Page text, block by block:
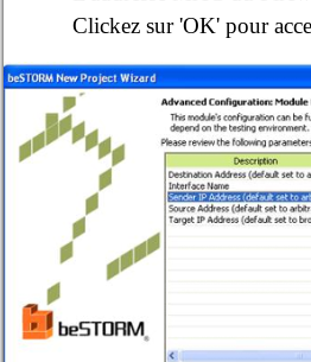
Clickez sur 'OK' pour